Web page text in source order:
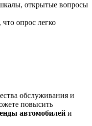
открытые вопросы
опрос легко
обслуживания и
повысить
автомобилей и